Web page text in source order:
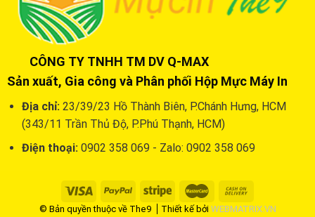
CÔNG TY TNHH TM DV Q-MAX
Sản xuất, Gia công và Phân phối Hộp Mực Máy In
Địa chỉ: 23/39/23 Hồ Thành Biên, P.Chánh Hưng, HCM
(343/11 Trần Thủ Độ, P.Phú Thạnh, HCM)
Điện thoại: 0902 358 069 - Zalo: 0902 358 069
© Bản quyền thuộc về The9 Thiết kế bởi WEBMATRIX.VN